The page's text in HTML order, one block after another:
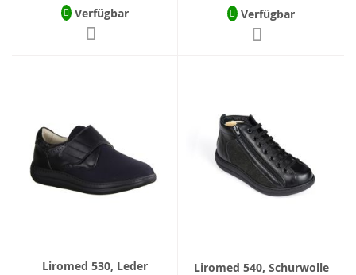
Verfügbar Verfügbar
Liromed 530, Leder
Liromed 540, Schurwolle